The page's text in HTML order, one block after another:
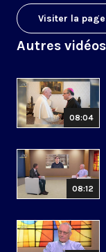
Visiter la
Autres
08:04
08:12